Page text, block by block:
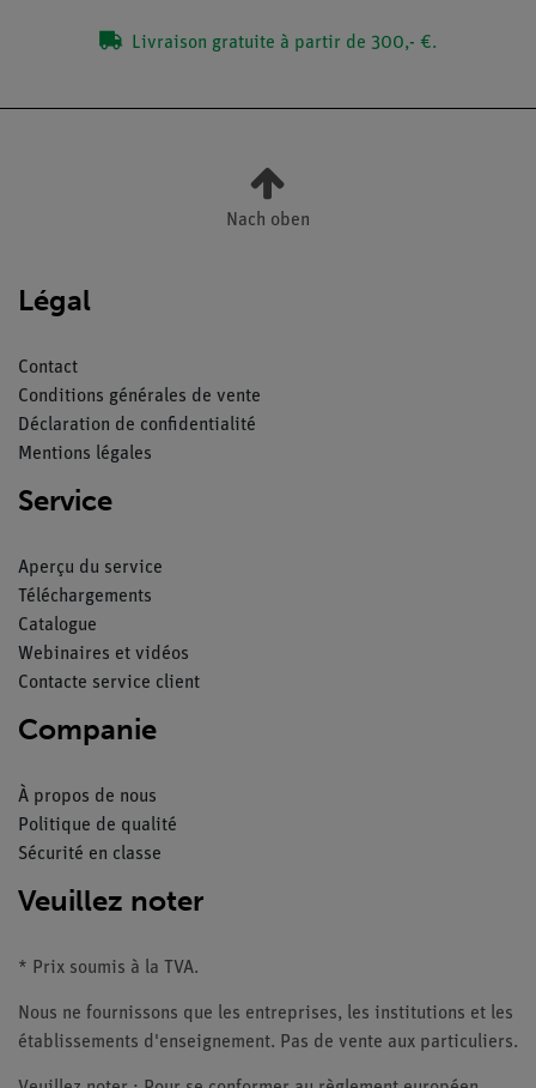
Livraison gratuite à partir de 300,- €.
Nach oben
Légal
Contact
Conditions générales de vente
Déclaration de confidentialité
Mentions légales
Service
Aperçu du service
Téléchargements
Catalogue
Webinaires et vidéos
Contacte service client
Companie
À propos de nous
Politique de qualité
Sécurité en classe
Veuillez noter
* Prix soumis à la TVA.
Nous ne fournissons que les entreprises, les institutions et les
établissements d'enseignement. Pas de vente aux particuliers.